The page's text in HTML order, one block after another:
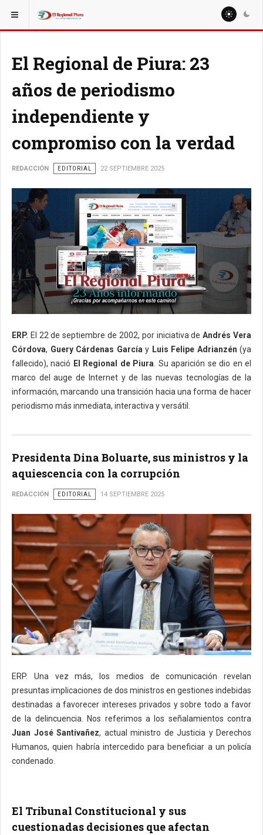
ESTÁ AQUÍ:
El Regional de Piura: 23
años de periodismo
independiente y
compromiso con la verdad
REDACCIÓN EDITORIAL 22 SEPTIEMBRE 2025
ERP. El 22 de septiembre de 2002, por iniciativa de Andrés Vera
Córdova, Guery Cárdenas García y Luis Felipe Adrianzén (ya
fallecido), nació El Regional de Piura . Su aparición se dio en el
marco del auge de Internet y de las nuevas tecnologías de la
información, marcando una transición hacia una forma de hacer
periodismo más inmediata, interactiva y versátil.
Presidenta Dina Boluarte, sus ministros y la
aquiescencia con la corrupción
REDACCIÓN EDITORIAL 14 SEPTIEMBRE 2025
ERP. Una vez más, los medios de comunicación revelan
presuntas implicaciones de dos ministros en gestiones indebidas
destinadas a favorecer intereses privados y sobre todo a favor
de la delincuencia. Nos referimos a los señalamientos contra
Juan José Santivañez, actual ministro de Justicia y Derechos
Humanos, quien habría intercedido para beneficiar a un policía
condenado.
El Tribunal Constitucional y sus
cuestionadas decisiones que afectan